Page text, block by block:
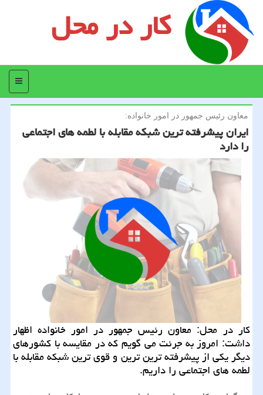
کار در محل
منو
معاون رئیس جمهور در امور خانواده:
ایران پیشرفته ترین شبكه مقابله با لطمه های اجتماعی
را دارد
کار در محل: معاون رئیس جمهور در امور خانواده اظهار
داشت: امروز به جرئت می گویم که در مقایسه با کشورهای
دیگر یکی از پیشرفته ترین ترین و قوی ترین شبکه مقابله با
لطمه های اجتماعی را داریم.